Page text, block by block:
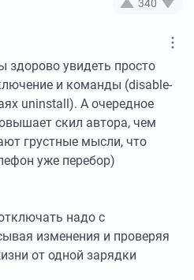
340
здорово увидеть просто
и команды (disable-
uninstall). А очередное
скил автора, чем
грустные мысли, что
уже перебор)
надо с
изменения и проверяя
от одной зарядки